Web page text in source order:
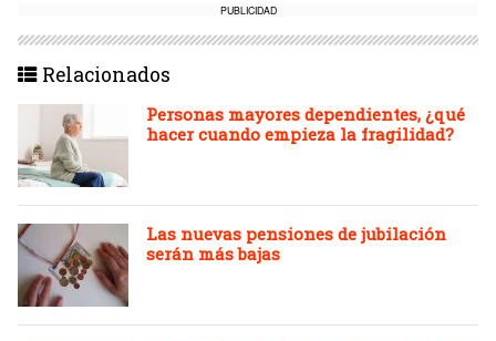
PUBLICIDAD
Relacionados
Personas mayores dependientes, ¿qué
hacer cuando empieza la fragilidad?
Las nuevas pensiones de jubilación
serán más bajas